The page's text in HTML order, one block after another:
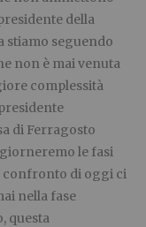
della
stiamo seguendo
non è mai venuta
complessità
di Ferragosto
le fasi
confronto di oggi ci
nella fase
questa